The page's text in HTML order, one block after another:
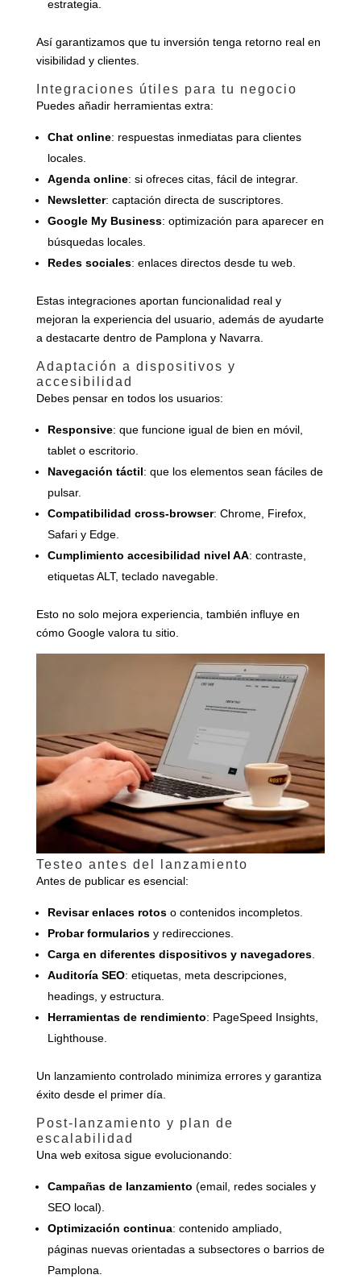
estrategia.
Así garantizamos que tu inversión tenga retorno real en
visibilidad y clientes.
Integraciones útiles para tu negocio
Puedes añadir herramientas extra:
Chat online: respuestas inmediatas para clientes
locales.
Agenda online: si ofreces citas, fácil de integrar.
Newsletter: captación directa de suscriptores.
Google My Business: optimización para aparecer en
búsquedas locales.
Redes sociales: enlaces directos desde tu web.
Estas integraciones aportan funcionalidad real y
mejoran la experiencia del usuario, además de ayudarte
a destacarte dentro de Pamplona y Navarra.
Adaptación a dispositivos y
accesibilidad
Debes pensar en todos los usuarios:
Responsive: que funcione igual de bien en móvil,
tablet o escritorio.
Navegación táctil: que los elementos sean fáciles de
pulsar.
Compatibilidad cross-browser: Chrome, Firefox,
Safari y Edge.
Cumplimiento accesibilidad nivel AA: contraste,
etiquetas ALT, teclado navegable.
Esto no solo mejora experiencia, también influye en
cómo Google valora tu sitio.
Testeo antes del lanzamiento
Antes de publicar es esencial:
Revisar enlaces rotoso contenidos incompletos.
Probar formulariosy redirecciones.
Carga en diferentes dispositivos y navegadores.
Auditoría SEO: etiquetas, meta descripciones,
headings, y estructura.
Herramientas de rendimiento: PageSpeed Insights,
Lighthouse.
Un lanzamiento controlado minimiza errores y garantiza
éxito desde el primer día.
Post-lanzamiento y plan de
escalabilidad
Una web exitosa sigue evolucionando:
Campañas de lanzamiento (email, redes sociales y
SEO local).
Optimización continua: contenido ampliado,
páginas nuevas orientadas a subsectores o barrios de
Pamplona.